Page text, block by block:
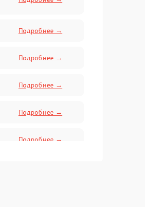
Подробнее →
Подробнее →
Подробнее →
Подробнее →
Подробнее →